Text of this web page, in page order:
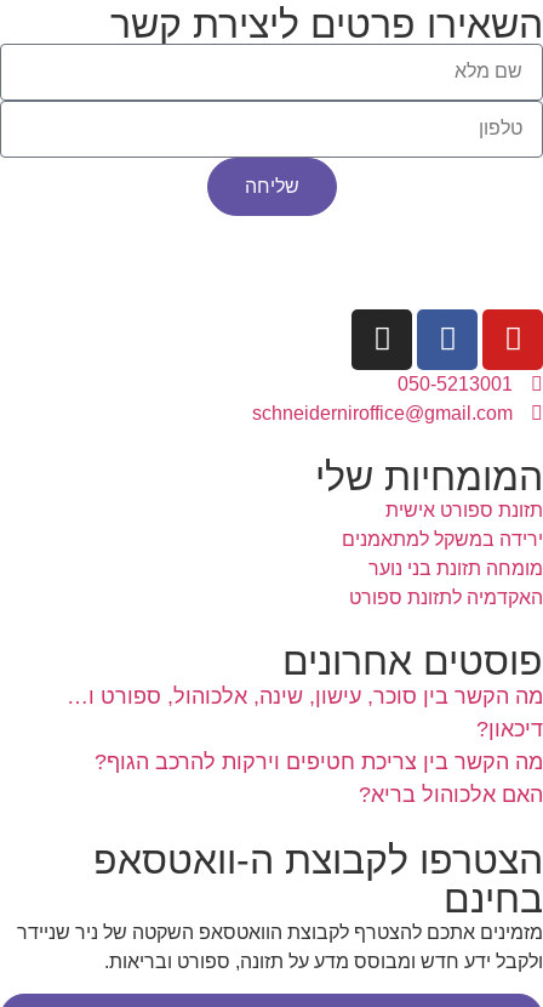
השאירו פרטים ליצירת קשר
שליחה
050-5213001
schneiderniroffice@gmail.com
המומחיות שלי
תזונת ספורט אישית
ירידה במשקל למתאמנים
מומחה תזונת בני נוער
האקדמיה לתזונת ספורט
פוסטים אחרונים
מה הקשר בין סוכר, עישון, שינה, אלכוהול, ספורט ו…
דיכאון?
מה הקשר בין צריכת חטיפים וירקות להרכב הגוף?
האם אלכוהול בריא?
הצטרפו לקבוצת ה-וואטסאפ
בחינם
מזמינים אתכם להצטרף לקבוצת הוואטסאפ השקטה של ניר שניידר
ולקבל ידע חדש ומבוסס מדע על תזונה, ספורט ובריאות.